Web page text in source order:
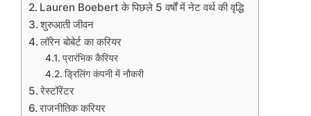
Lauren Boebert के पिछले 5 वर्षों में नेट वर्थ की वृद्धि
शुरुआती जीवन
लॉरेन बोबेर्ट का करियर
प्रारंभिक कैरियर
ड्रिलिंग कंपनी में नौकरी
रेस्टॉरेंटर
राजनीतिक करियर